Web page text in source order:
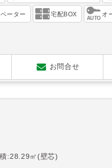
ーター 宅配BOX オ
お問合せ
:28.29㎡(壁芯)